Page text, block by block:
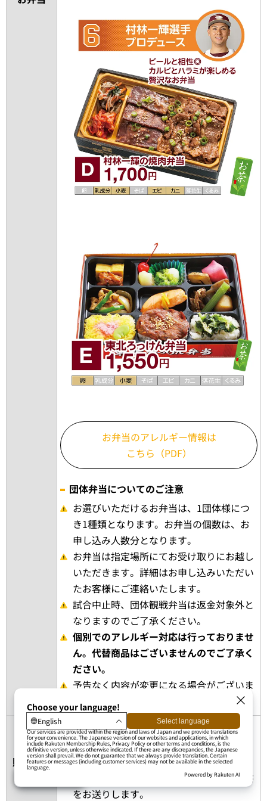
お弁当のアレルギー情報は
こちら（PDF）
団体弁当についてのご注意
お選びいただけるお弁当は、1団体様につ
き1種類となります。お弁当の個数は、お
申し込み人数分となります。
お弁当は指定場所にてお受け取りにお越し
いただきます。詳細はお申し込みいただい
たお客様にご連絡いたします。
試合中止時、団体観戦弁当は返金対象外と
なりますのでご了承ください。
個別でのアレルギー対応は行っておりませ
ん。代替商品はございませんのでご了承く
ださい。
予告なく内容が変更になる場合がございま
す。
購入方法
専用フォームからお申し込みください。
電話・FAXでのお申し込みは受け付けてお
りません。
お支払い方法は銀行振込のみです。請求書
をお送りします。